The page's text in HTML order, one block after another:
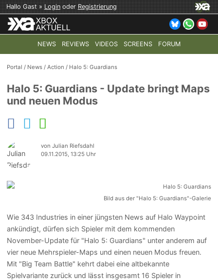
Hallo Gast »LoginoderRegistrierung
NEWS REVIEWS VIDEOS SCREENS FORUM
TOP-THEMEN: COD: MODERN WARFARE 4 HALO:
Portal / News /Action / Halo 5: Guardians
Halo 5: Guardians - Update bringt Maps
und neuen Modus
von Julian Riefsdahl
09.11.2015, 13:25 Uhr
Bild aus der "Halo 5: Guardians"-Galerie
Wie 343 Industries in einer jüngsten News auf Halo Waypoint
ankündigt, dürfen sich Spieler mit dem kommenden
November-Update für "Halo 5: Guardians" unter anderem auf
vier neue Mehrspieler-Maps und einen neuen Modus freuen.
Mit "Big Team Battle" kehrt dabei eine altbekannte
Spielvariante zurück und lässt insgesamt 16 Spieler in